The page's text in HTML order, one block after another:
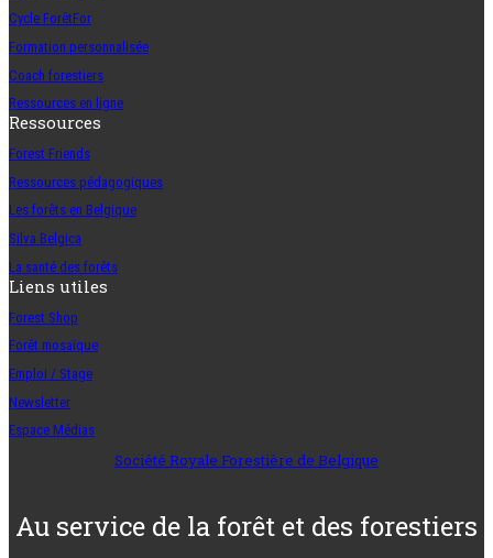
Cycle ForêtFor
Formation personnalisée
Coach forestiers
Ressources en ligne
Ressources
Forest Friends
Ressources pédagogiques
Les forêts en Belgique
Silva Belgica
La santé des forêts
Liens utiles
Forest Shop
Forêt mosaïque
Emploi / Stage
Newsletter
Espace Médias
Société Royale Forestière de Belgique
Au service de la forêt et des forestiers